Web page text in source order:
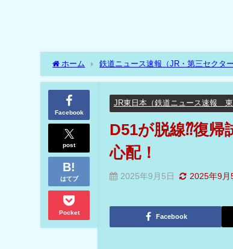
ホーム 鉄道ニュース速報（JR・第三セクター
ル⁇今後の運転計画が心配！
Facebook
post
はてブ
Pocket
JR東日本（鉄道ニュース速報 東
D51が脱線⁇復
心配！
2025年9月5日 2025年9月
Facebook